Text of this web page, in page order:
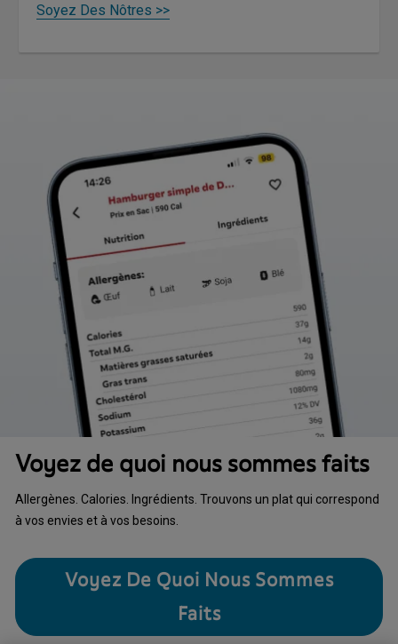
Soyez Des Nôtres >>
Voyez de quoi nous sommes faits
Allergènes. Calories. Ingrédients. Trouvons un plat qui correspond
à vos envies et à vos besoins.
Voyez De Quoi Nous Sommes
Faits